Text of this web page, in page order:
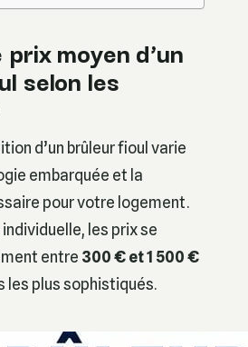
moyen d’un
selon les
d’un brûleur fioul varie
embarquée et la
pour votre logement.
les prix se
entre 300 € et 1 500 €
les plus sophistiqués.